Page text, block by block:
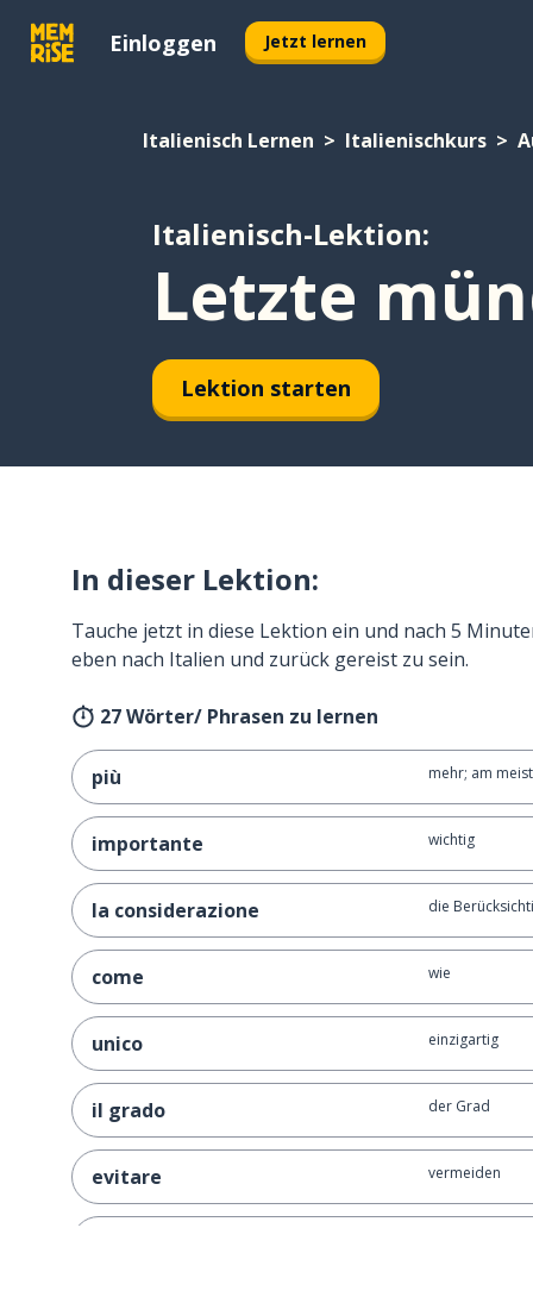
Einloggen Jetzt lernen
Italienisch Lernen Italienischkurs
Italienisch-Lektion:
Letzte
Lektion starten
In dieser Lektion:
Tauche jetzt in diese Lektion ein und nach 5
eben nach Italien und zurück gereist zu sein.
27 Wörter/ Phrasen zu lernen
più mehr; am
importante wichtig
la considerazione die
come wie
unico einzigartig
il grado der Grad
evitare vermeiden